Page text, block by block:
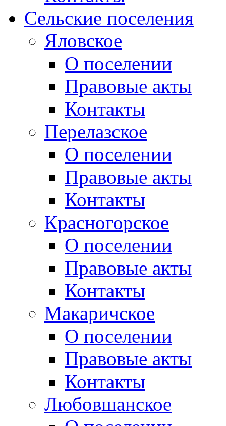
Сельские поселения
Яловское
О поселении
Правовые акты
Контакты
Перелазское
О поселении
Правовые акты
Контакты
Красногорское
О поселении
Правовые акты
Контакты
Макаричское
О поселении
Правовые акты
Контакты
Любовшанское